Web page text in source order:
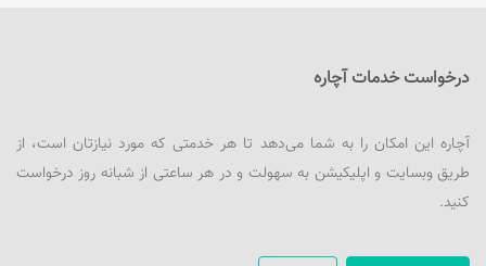
درخواست خدمات آچاره
آچاره این امکان را به شما می‌دهد تا هر خدمتی که مورد نیازتان است، از
طریق وبسایت و اپلیکیشن به سهولت و در هر ساعتی از شبانه روز درخواست
کنید.